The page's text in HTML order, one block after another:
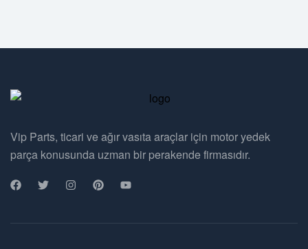
Vip Parts, ticari ve ağır vasıta araçlar için motor yedek
parça konusunda uzman bir perakende firmasıdır.